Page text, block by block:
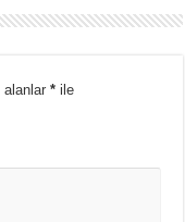
alanlar* ile